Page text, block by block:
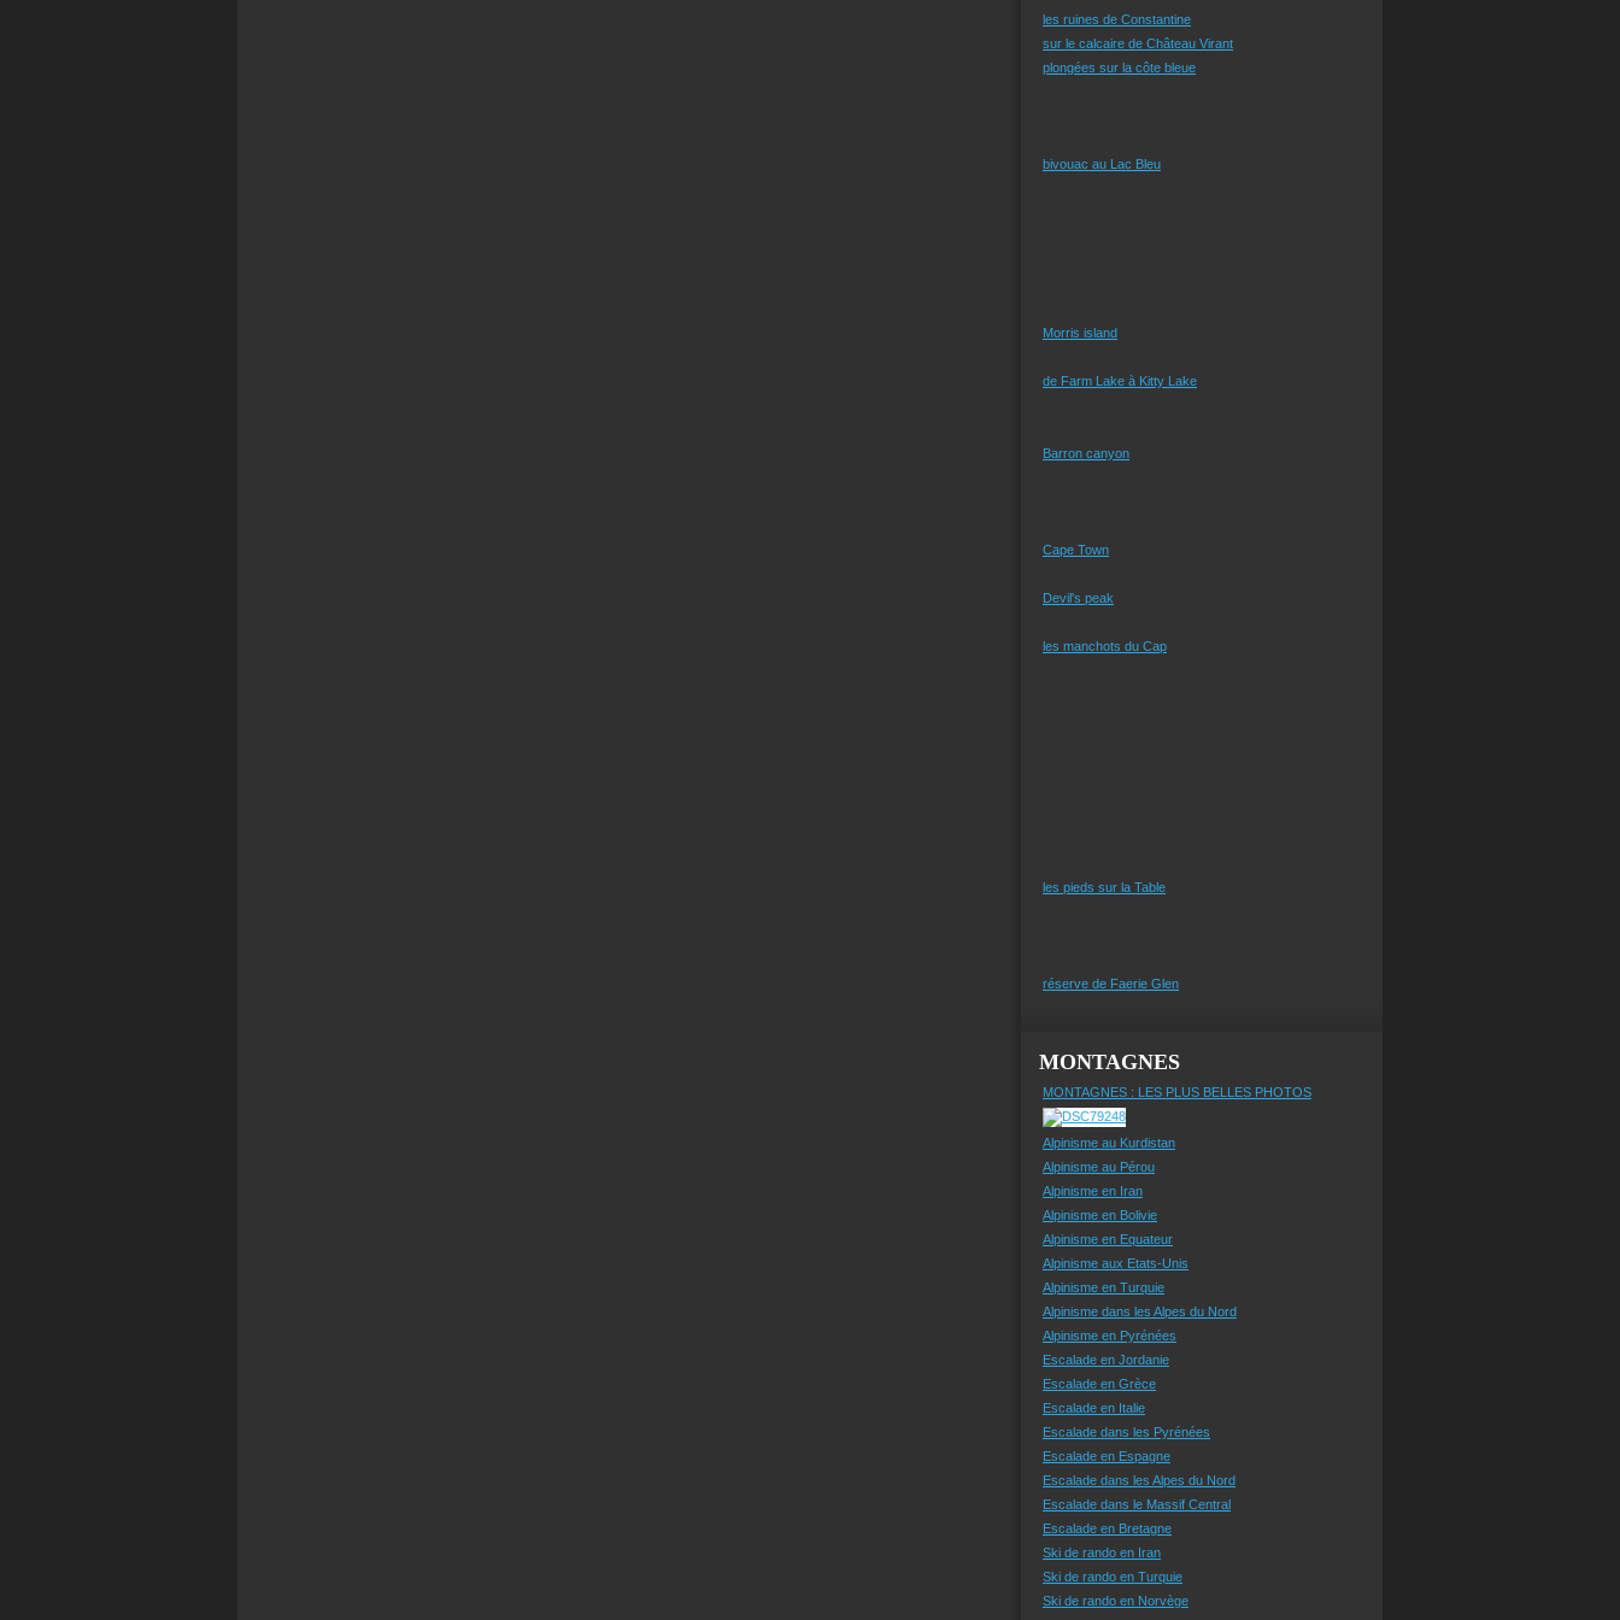
les ruines de Constantine
sur le calcaire de Château Virant
plongées sur la côte bleue
bivouac au Lac Bleu
Morris island
de Farm Lake à Kitty Lake
Barron canyon
Cape Town
Devil's peak
les manchots du Cap
les pieds sur la Table
réserve de Faerie Glen
MONTAGNES
MONTAGNES : LES PLUS BELLES PHOTOS
Alpinisme au Kurdistan
Alpinisme au Pérou
Alpinisme en Iran
Alpinisme en Bolivie
Alpinisme en Equateur
Alpinisme aux Etats-Unis
Alpinisme en Turquie
Alpinisme dans les Alpes du Nord
Alpinisme en Pyrénées
Escalade en Jordanie
Escalade en Grèce
Escalade en Italie
Escalade dans les Pyrénées
Escalade en Espagne
Escalade dans les Alpes du Nord
Escalade dans le Massif Central
Escalade en Bretagne
Ski de rando en Iran
Ski de rando en Turquie
Ski de rando en Norvège